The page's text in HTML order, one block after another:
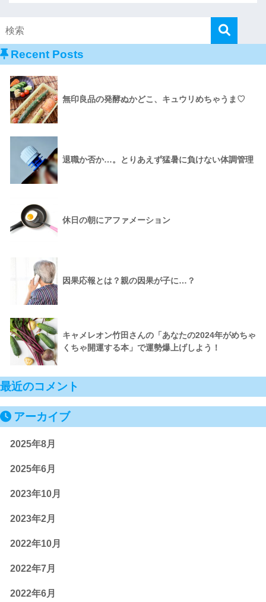
Recent Posts
無印良品の発酵ぬかどこ、キュウリめちゃうま♡
退職か否か…。とりあえず猛暑に負けない体調管理
休日の朝にアファメーション
因果応報とは？親の因果が子に…？
キャメレオン竹田さんの「あなたの2024年がめちゃ
くちゃ開運する本」で運勢爆上げしよう！
最近のコメント
アーカイブ
2025年8月
2025年6月
2023年10月
2023年2月
2022年10月
2022年7月
2022年6月